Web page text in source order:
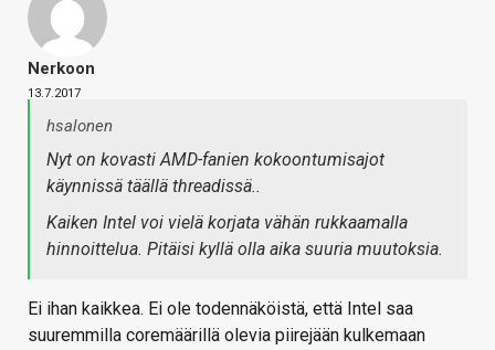
Nerkoon
13.7.2017
hsalonen
Nyt on kovasti AMD-fanien kokoontumisajot
käynnissä täällä threadissä..
Kaiken Intel voi vielä korjata vähän rukkaamalla
hinnoittelua. Pitäisi kyllä olla aika suuria muutoksia.
Ei ihan kaikkea. Ei ole todennäköistä, että Intel saa
suuremmilla coremäärillä olevia piirejään kulkemaan